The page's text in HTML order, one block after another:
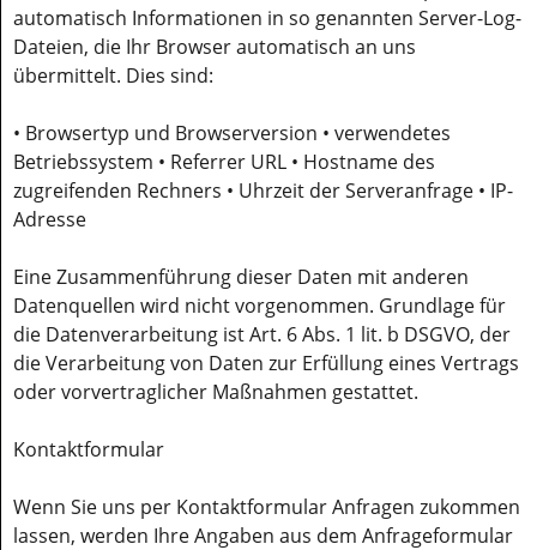
automatisch Informationen in so genannten Server-Log-
Dateien, die Ihr Browser automatisch an uns
übermittelt. Dies sind:
• Browsertyp und Browserversion • verwendetes
Betriebssystem • Referrer URL • Hostname des
zugreifenden Rechners • Uhrzeit der Serveranfrage • IP-
Adresse
Eine Zusammenführung dieser Daten mit anderen
Datenquellen wird nicht vorgenommen. Grundlage für
die Datenverarbeitung ist Art. 6 Abs. 1 lit. b DSGVO, der
die Verarbeitung von Daten zur Erfüllung eines Vertrags
oder vorvertraglicher Maßnahmen gestattet.
Kontaktformular
Wenn Sie uns per Kontaktformular Anfragen zukommen
lassen, werden Ihre Angaben aus dem Anfrageformular